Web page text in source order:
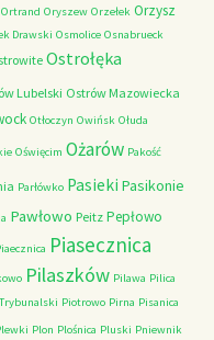
Ortrand Oryszew Orzełek Orzysz
Drawski Osmolice Osnabrueck
Ostrołęka
Lubelski Ostrów Mazowiecka
Otłoczyn Owińsk Ołuda
Oświęcim Ożarów Pakość
Parłówko Pasieki Pasikonie
Pawłowo Peitz Pepłowo
Piasecznica
Pilaszków Pilawa Pilica
Piotrowo Pirna Pisanica
Plon Plośnica Pluski Pniewnik